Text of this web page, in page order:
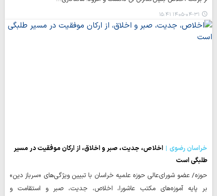
۱۴۰۵-۰۴-۳۱ ۱۵:۴۱
خراسان رضوی
اخلاص، جدیت، صبر و اخلاق، از ارکان موفقیت در مسیر
طلبگی است
حوزه/ عضو شورای‌عالی حوزه علمیه خراسان با تبیین ویژگی‌های «سرباز دین»
بر پایه آموزه‌های مکتب عاشورا، اخلاص، جدیت، صبر و استقامت و